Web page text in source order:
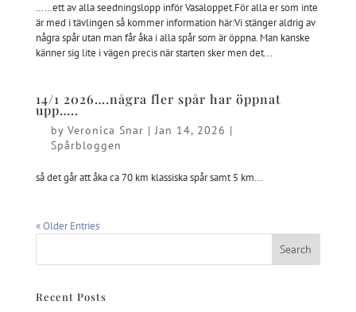
……ett av alla seedningslopp inför Vasaloppet.För alla er som inte
är med i tävlingen så kommer information här:Vi stänger aldrig av
några spår utan man får åka i alla spår som är öppna. Man kanske
känner sig lite i vägen precis när starten sker men det...
14/1 2026….några fler spår har öppnat
upp…..
by Veronica Snar |Jan 14, 2026 |
Spårbloggen
så det går att åka ca 70 km klassiska spår samt 5 km...
« Older Entries
Recent Posts